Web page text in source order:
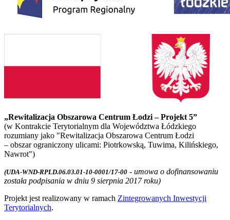
„Rewitalizacja Obszarowa Centrum Łodzi – Projekt 5”
(w Kontrakcie Terytorialnym dla Województwa Łódzkiego
rozumiany jako "Rewitalizacja Obszarowa Centrum Łodzi
– obszar ograniczony ulicami: Piotrkowską, Tuwima, Kilińskiego,
Nawrot")
(UDA-WND-RPLD.06.03.01-10-0001/17-00 - umowa o dofinansowaniu
została podpisania w dniu 9 sierpnia 2017 roku)
Projekt jest realizowany w ramach Zintegrowanych Inwestycji
Terytorialnych.